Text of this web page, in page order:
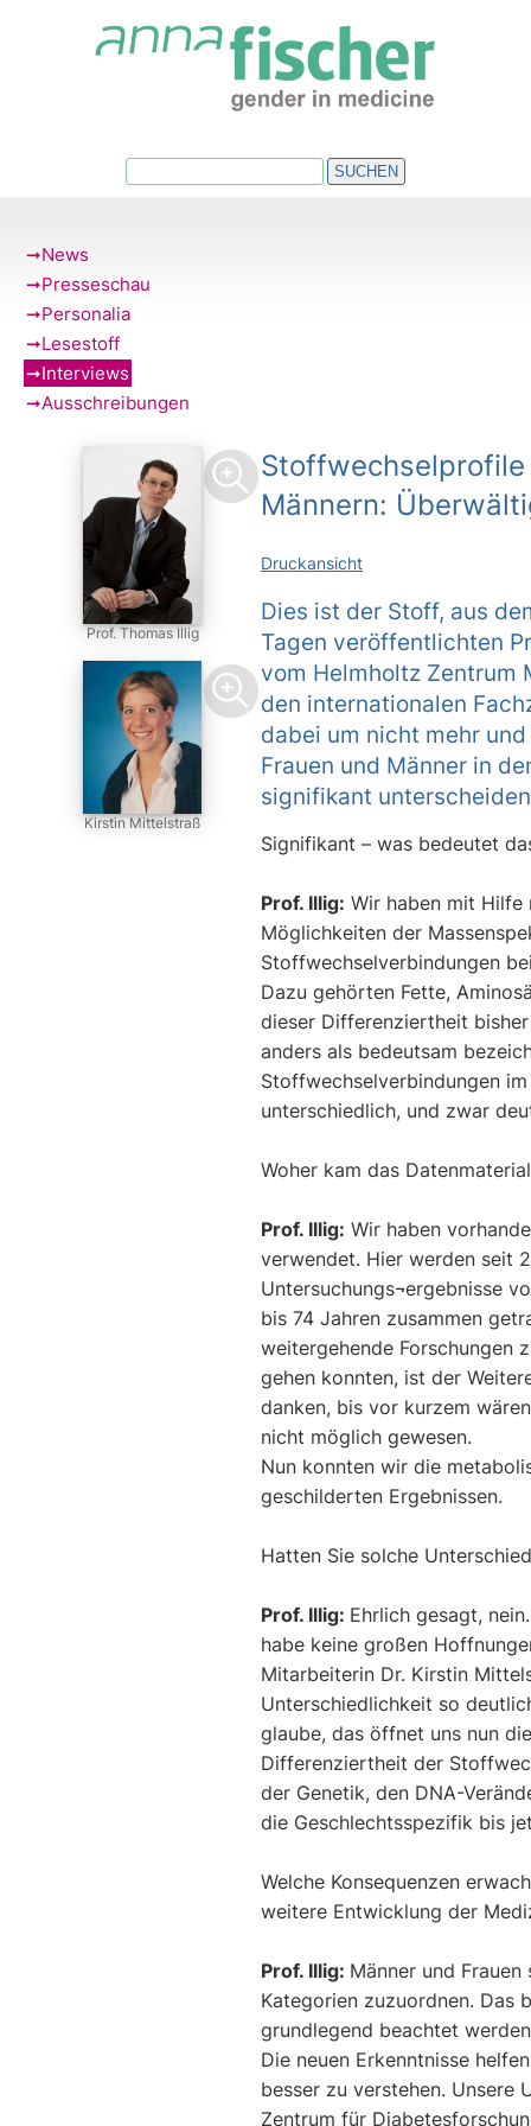
SUCHEN
VERANSTALTUNGEN
TERMINE
NEWSLETTER
REGIO-NETZE
VERÖFFENTLICHUNGEN
News
Presseschau
Personalia
Lesestoff
Interviews
Ausschreibungen
Prof. Thomas Illig
Kirstin Mittelstraß
Männern:
Druckansicht
Dies ist der Stoff, aus
Tagen veröffentlichten
vom Helmholtz Zentrum
den internationalen
dabei um nicht mehr
Frauen und Männer in
signifikant
Signifikant – was bedeutet
Prof. Illig: Wir haben mit Hilfe
Möglichkeiten der
Stoffwechselverbindungen
Dazu gehörten Fette,
dieser Differenziertheit
anders als bedeutsam
Stoffwechselverbindungen
unterschiedlich, und zwar
Woher kam das
Prof. Illig: Wir haben
verwendet. Hier werden seit
Untersuchungs¬ergebnisse
bis 74 Jahren zusammen
weitergehende Forschungen
gehen konnten, ist der
danken, bis vor kurzem
nicht möglich gewesen.
Nun konnten wir die
geschilderten Ergebnissen.
Hatten Sie solche
Prof. Illig: Ehrlich gesagt,
habe keine großen
Mitarbeiterin Dr. Kirstin
Unterschiedlichkeit so
glaube, das öffnet uns nun
Differenziertheit der
der Genetik, den DNA-
die Geschlechtsspezifik bis
Welche Konsequenzen
weitere Entwicklung der
Prof. Illig: Männer und
Kategorien zuzuordnen. Das
grundlegend beachtet
Die neuen Erkenntnisse
besser zu verstehen. Unsere
Zentrum für